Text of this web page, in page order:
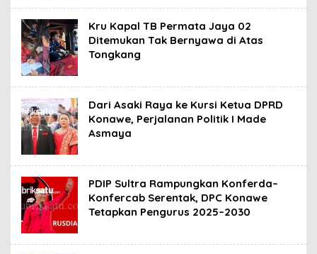
Kru Kapal TB Permata Jaya 02
Ditemukan Tak Bernyawa di Atas
Tongkang
Dari Asaki Raya ke Kursi Ketua DPRD
Konawe, Perjalanan Politik I Made
Asmaya
PDIP Sultra Rampungkan Konferda–
Konfercab Serentak, DPC Konawe
Tetapkan Pengurus 2025–2030